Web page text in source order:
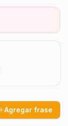
Agregar frase